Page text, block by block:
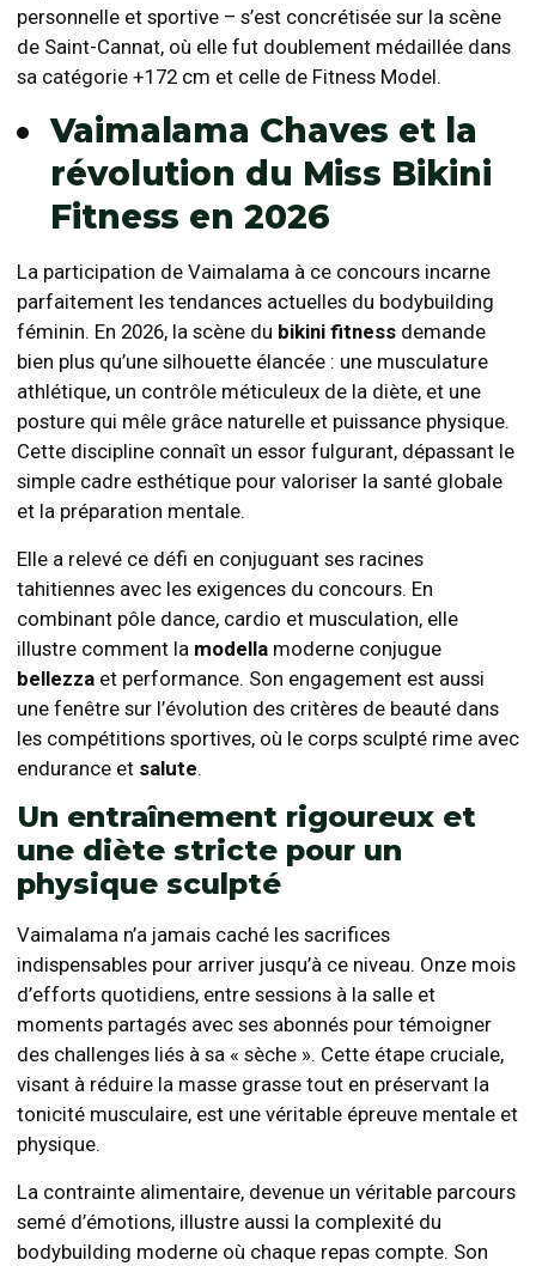
personnelle et sportive – s’est concrétisée sur la scène
de Saint-Cannat, où elle fut doublement médaillée dans
sa catégorie +172 cm et celle de Fitness Model.
Vaimalama Chaves et la
révolution du Miss Bikini
Fitness en 2026
La participation de Vaimalama à ce concours incarne
parfaitement les tendances actuelles du bodybuilding
féminin. En 2026, la scène du bikini fitness demande
bien plus qu’une silhouette élancée : une musculature
athlétique, un contrôle méticuleux de la diète, et une
posture qui mêle grâce naturelle et puissance physique.
Cette discipline connaît un essor fulgurant, dépassant le
simple cadre esthétique pour valoriser la santé globale
et la préparation mentale.
Elle a relevé ce défi en conjuguant ses racines
tahitiennes avec les exigences du concours. En
combinant pôle dance, cardio et musculation, elle
illustre comment la modella moderne conjugue
bellezza et performance. Son engagement est aussi
une fenêtre sur l’évolution des critères de beauté dans
les compétitions sportives, où le corps sculpté rime avec
endurance et salute.
Un entraînement rigoureux et
une diète stricte pour un
physique sculpté
Vaimalama n’a jamais caché les sacrifices
indispensables pour arriver jusqu’à ce niveau. Onze mois
d’efforts quotidiens, entre sessions à la salle et
moments partagés avec ses abonnés pour témoigner
des challenges liés à sa « sèche ». Cette étape cruciale,
visant à réduire la masse grasse tout en préservant la
tonicité musculaire, est une véritable épreuve mentale et
physique.
La contrainte alimentaire, devenue un véritable parcours
semé d’émotions, illustre aussi la complexité du
bodybuilding moderne où chaque repas compte. Son